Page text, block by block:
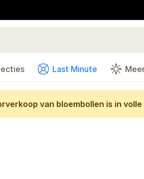
Last Minute
van bloembollen is in volle